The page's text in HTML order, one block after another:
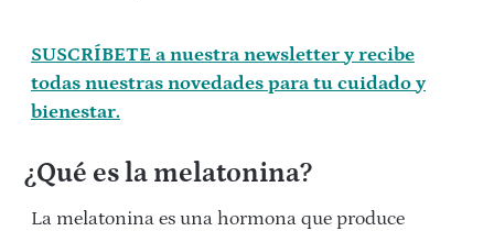
SUSCRÍBETE a nuestra newsletter y recibe
todas nuestras novedades para tu cuidado y
bienestar.
¿Qué es la melatonina?
La melatonina es una hormona que produce